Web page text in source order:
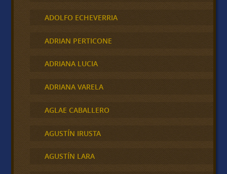
ADOLFO ECHEVERRIA
ADRIAN PERTICONE
ADRIANA LUCIA
ADRIANA VARELA
AGLAE CABALLERO
AGUSTÍN IRUSTA
AGUSTÍN LARA